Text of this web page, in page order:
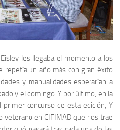
les llegaba el momento a los
repetía un año más con gran éxito
y manualidades esperarían a
y el domingo. Y por último, en la
concurso de esta edición, Y
veterano en CIFIMAD que nos trae